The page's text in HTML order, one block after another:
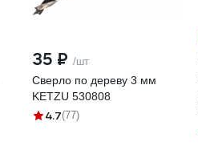
35 ₽ /шт
Сверло по дереву 3 мм
KETZU 530808
4.7(77)